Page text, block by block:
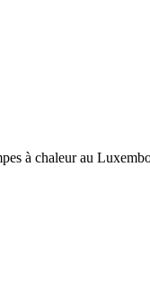
à chaleur au